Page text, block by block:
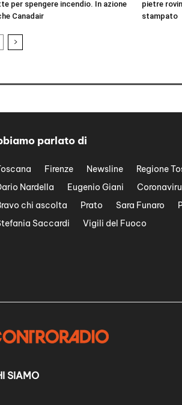
per spengere incendio. In azione
Canadair
pietre
stampato
parlato di
Firenze Newsline Regione
Nardella
Eugenio Giani
chi ascolta
Prato Sara Funaro
Saccardi
Vigili del Fuoco
SIAMO